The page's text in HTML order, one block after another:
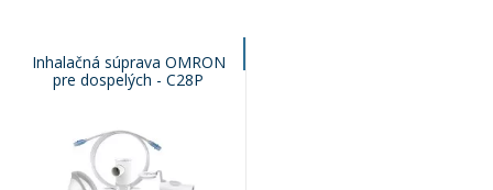
Inhalačná súprava OMRON
pre dospelých - C28P